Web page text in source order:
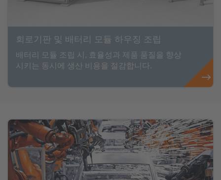
회로기판 및 배터리 모듈 하우징 조립
배터리 모듈 조립 시, 효율성과 제품 품질을 향상
시키는 동시에 생산 비용을 절감합니다.